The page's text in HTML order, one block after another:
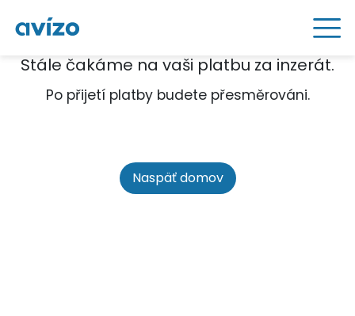
Stále čakáme na vaši platbu za inzerát.
Po přijetí platby budete přesměrováni.
Naspäť domov